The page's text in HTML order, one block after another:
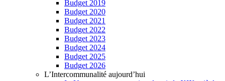
Budget 2019
Budget 2020
Budget 2021
Budget 2022
Budget 2023
Budget 2024
Budget 2025
Budget 2026
L’Intercommunalité aujourd’hui